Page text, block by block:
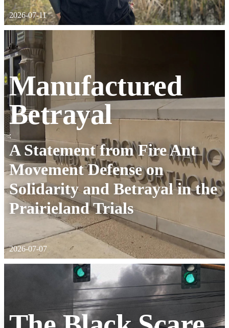
2026-07-11
Manufactured
Betrayal
:
A Statement from Fire Ant
Movement Defense on
Solidarity and Betrayal in the
Prairieland Trials
2026-07-07